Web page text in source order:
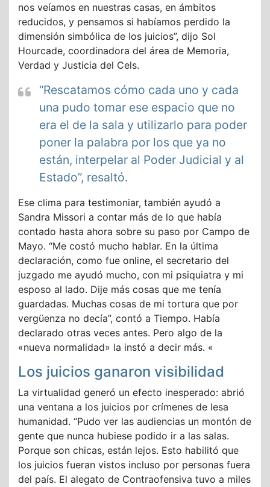
nos veíamos en nuestras casas, en ámbitos
reducidos, y pensamos si habíamos perdido la
dimensión simbólica de los juicios”, dijo Sol
Hourcade, coordinadora del área de Memoria,
Verdad y Justicia del Cels.
“Rescatamos cómo cada uno y cada
una pudo tomar ese espacio que no
era el de la sala y utilizarlo para poder
poner la palabra por los que ya no
están, interpelar al Poder Judicial y al
Estado”, resaltó.
Ese clima para testimoniar, también ayudó a
Sandra Missori a contar más de lo que había
contado hasta ahora sobre su paso por Campo de
Mayo. “Me costó mucho hablar. En la última
declaración, como fue online, el secretario del
juzgado me ayudó mucho, con mi psiquiatra y mi
esposo al lado. Dije más cosas que me tenía
guardadas. Muchas cosas de mi tortura que por
vergüenza no decía”, contó a Tiempo. Había
declarado otras veces antes. Pero algo de la
«nueva normalidad» la instó a decir más. «
Los juicios ganaron visibilidad
La virtualidad generó un efecto inesperado: abrió
una ventana a los juicios por crímenes de lesa
humanidad. “Pudo ver las audiencias un montón de
gente que nunca hubiese podido ir a las salas.
Porque son chicas, están lejos. Esto habilitó que
los juicios fueran vistos incluso por personas fuera
del país. El alegato de Contraofensiva tuvo a miles